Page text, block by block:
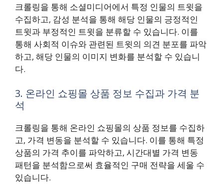
크롤링을 통해 소셜미디어에서 특정 인물의 트윗을
수집하고, 감성 분석을 통해 해당 인물의 긍정적인
트윗과 부정적인 트윗을 분류할 수 있습니다. 이를
통해 사회적 이슈와 관련된 트윗의 의견 분포를 파악
하고, 해당 인물의 이미지 변화를 분석할 수 있습니
다.
3. 온라인 쇼핑몰 상품 정보 수집과 가격 분
석
크롤링을 통해 온라인 쇼핑몰의 상품 정보를 수집하
고, 가격 변동을 분석할 수 있습니다. 이를 통해 특정
상품의 가격 추이를 파악하고, 시간대별 가격 변동
패턴을 분석함으로써 효율적인 구매 전략을 세울 수
있습니다.